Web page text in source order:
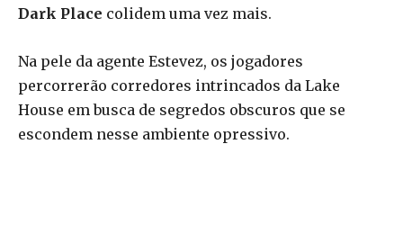
Dark Place colidem uma vez mais.
Na pele da agente Estevez, os jogadores
percorrerão corredores intrincados da Lake
House em busca de segredos obscuros que se
escondem nesse ambiente opressivo.